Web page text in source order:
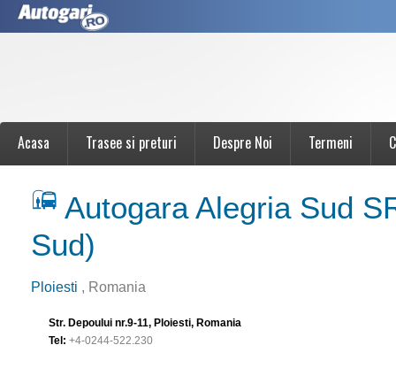
Acasa Trasee si preturi Despre Noi Termeni
Autogara Alegria Sud
Sud)
Ploiesti , Romania
Str. Depoului nr.9-11, Ploiesti, Romania
Tel: +4-0244-522.230